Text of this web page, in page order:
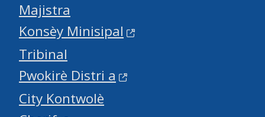
Majistra
Konsèy Minisipal
Tribinal
Pwokirè Distri a
City Kontwolè